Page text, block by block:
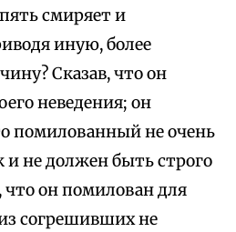
смиряет и
иную, более
Сказав, что он
неведения; он
помилованный не очень
не должен быть строго
что он помилован для
согрешивших не